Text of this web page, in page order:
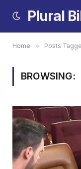
Plural
Home » Posts
BROWSING: